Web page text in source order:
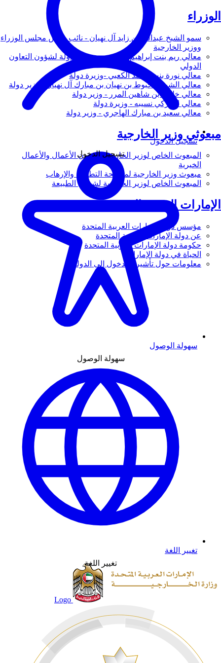
الوزراء
سمو الشيخ عبدالله بن زايد آل نهيان - نائب رئيس مجلس الوزراء
ووزير الخارجية
معالي ريم بنت إبراهيم الهاشمي - وزيرة دولة لشؤون التعاون
الدولي
معالي نورة بنت محمد الكعبي -وزيرة دولة
معالي الشيخ شخبوط بن نهيان بن مبارك آل نهيان - وزير دولة
معالي خليفة بن شاهين المرر - وزير دولة
معالي لانا زكي نسيبه - وزيرة دولة
معالي سعيد بن مبارك الهاجري - وزير دولة
مبعوثي وزير الخارجية
المبعوث الخاص لوزير الخارجية لشؤون الأعمال والأعمال
الخيرية
مبعوث وزير الخارجية لمكافحة التطرف والإرهاب
المبعوث الخاص لوزير الخارجية لشؤون الطبيعة
الإمارات العربية المتحدة
مؤسس دولة الإمارات العربية المتحدة
عن دولة الإمارات العربية المتحدة
حكومة دولة الإمارات العربية المتحدة
الحياة في دولة الإمارات
معلومات حول تأشيرة الدخول إلى الدولة
تسجيل الدخول
تسجيل الدخول
سهولة الوصول
سهولة الوصول
تغيير اللغة
تغيير اللغة
Logo